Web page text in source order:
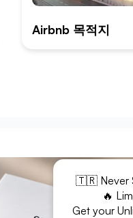
Airbnb 목적지
🇹🇷 Never
🔥
Get your